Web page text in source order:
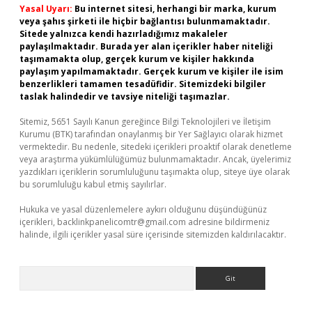
Yasal Uyarı: Bu internet sitesi, herhangi bir marka, kurum
veya şahıs şirketi ile hiçbir bağlantısı bulunmamaktadır.
Sitede yalnızca kendi hazırladığımız makaleler
paylaşılmaktadır. Burada yer alan içerikler haber niteliği
taşımamakta olup, gerçek kurum ve kişiler hakkında
paylaşım yapılmamaktadır. Gerçek kurum ve kişiler ile isim
benzerlikleri tamamen tesadüfidir. Sitemizdeki bilgiler
taslak halindedir ve tavsiye niteliği taşımazlar.
Sitemiz, 5651 Sayılı Kanun gereğince Bilgi Teknolojileri ve İletişim
Kurumu (BTK) tarafından onaylanmış bir Yer Sağlayıcı olarak hizmet
vermektedir. Bu nedenle, sitedeki içerikleri proaktif olarak denetleme
veya araştırma yükümlülüğümüz bulunmamaktadır. Ancak, üyelerimiz
yazdıkları içeriklerin sorumluluğunu taşımakta olup, siteye üye olarak
bu sorumluluğu kabul etmiş sayılırlar.
Hukuka ve yasal düzenlemelere aykırı olduğunu düşündüğünüz
içerikleri, backlinkpanelicomtr@gmail.com adresine bildirmeniz
halinde, ilgili içerikler yasal süre içerisinde sitemizden kaldırılacaktır.